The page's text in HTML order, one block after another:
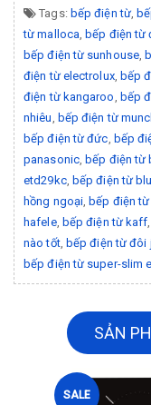
Tags: bếp điện từ,
từ malloca, bếp điện từ
bếp điện từ sunhouse,
điện từ electrolux, bếp
điện từ kangaroo, bếp
nhiêu, bếp điện từ
bếp điện từ đức, bếp
panasonic, bếp điện từ
etd29kc, bếp điện từ
hồng ngoại, bếp điện
hafele, bếp điện từ kaff,
nào tốt, bếp điện từ đôi
bếp điện từ super-slim
SẢN
SALE